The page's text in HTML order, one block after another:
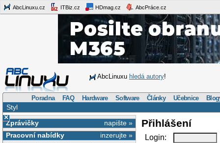
AbcLinuxu.cz ITBiz.cz HDmag.cz AbcPráce.cz
AbcLinuxu hledá autory!
Poradna FAQ Hardware Software Články Učebnice
Styl
×
napište »
Zprávičky
inzerujte »
Pracovní nabídky
Přihlášení
Login: